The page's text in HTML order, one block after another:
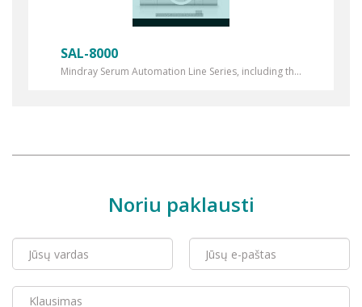
SAL-8000
Mindray Serum Automation Line Series, including th...
Noriu paklausti